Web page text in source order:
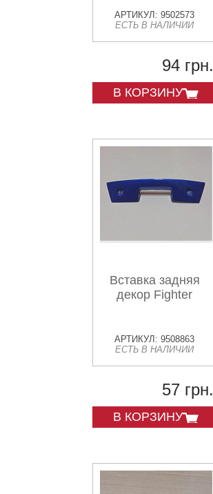
АРТИКУЛ: 9502573
ЕСТЬ В НАЛИЧИИ
94 грн.
В КОРЗИНУ
Вставка задняя
декор Fighter
АРТИКУЛ: 9508863
ЕСТЬ В НАЛИЧИИ
57 грн.
В КОРЗИНУ